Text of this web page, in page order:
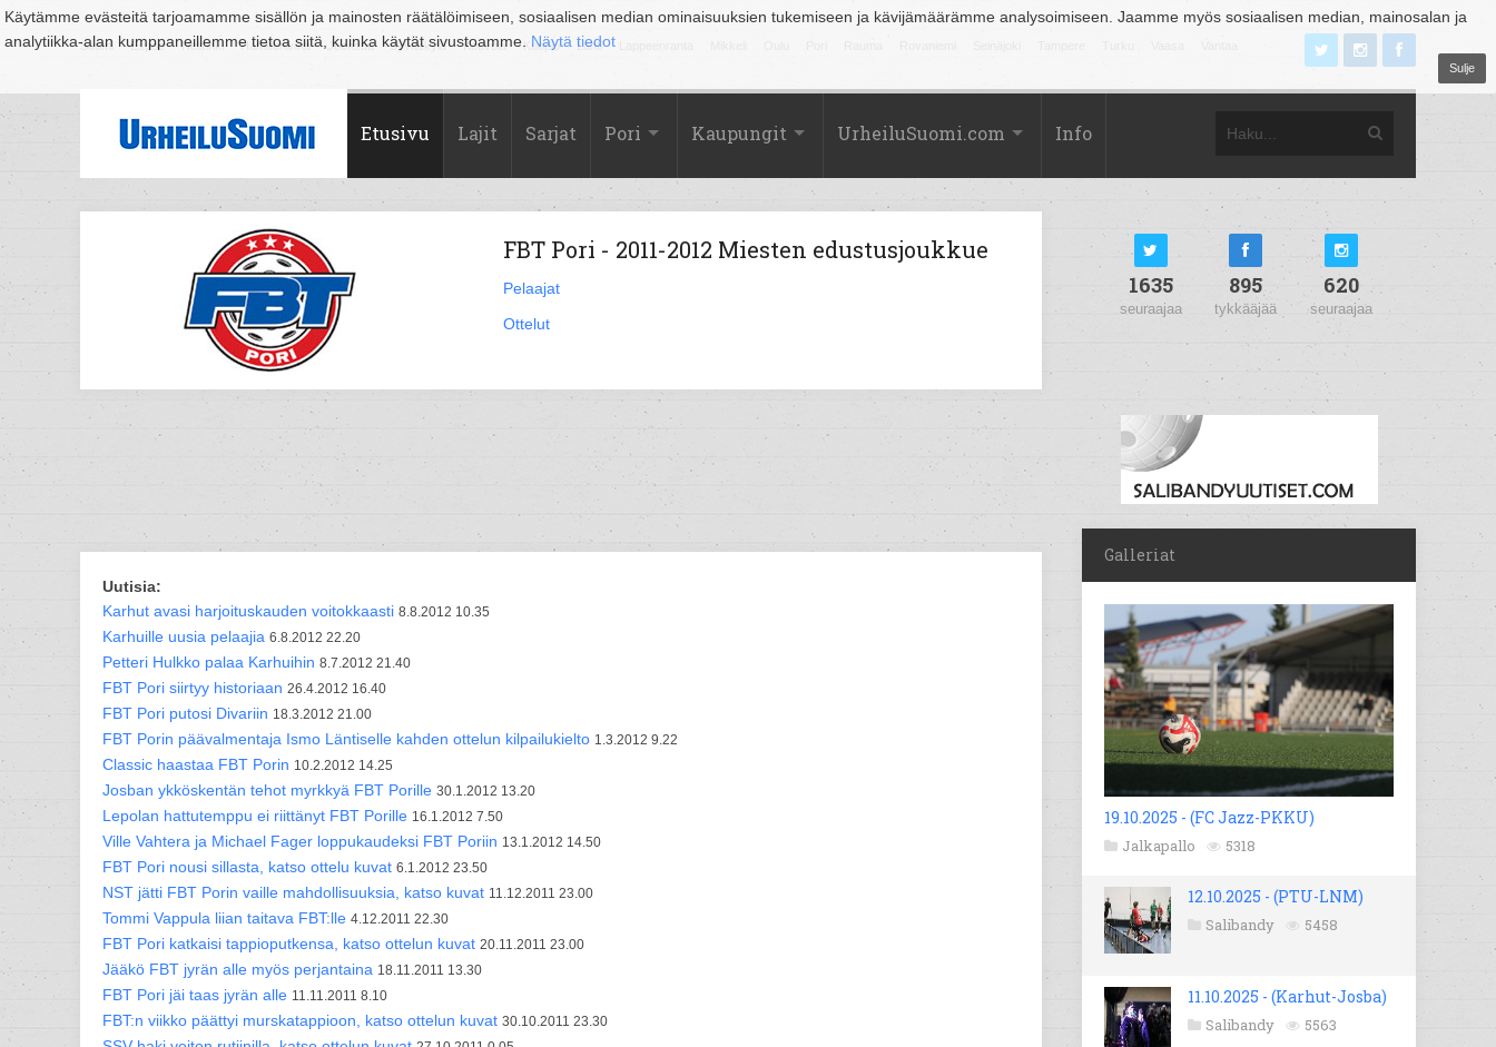
Käytämme evästeitä tarjoamamme sisällön ja mainosten räätälöimiseen, sosiaalisen median ominaisuuksien tukemiseen ja kävijämäärämme analysoimiseen. Jaamme myös sosiaalisen median, mainosalan ja
analytiikka-alan kumppaneillemme tietoa siitä, kuinka käytät sivustoamme. Näytä tiedot
Sulje
Suomi Espoo Helsinki Hämeenlinna Joensuu Jyväskylä Kouvola Kuopio Lahti
Etusivu Lajit Sarjat Pori Kaupungit UrheiluSuomi.com Info
FBT Pori - 2011-2012 Miesten edustusjoukkue
Pelaajat
Ottelut
Uutisia:
Karhut avasi harjoituskauden voitokkaasti 8.8.2012 10.35
Karhuille uusia pelaajia 6.8.2012 22.20
Petteri Hulkko palaa Karhuihin 8.7.2012 21.40
FBT Pori siirtyy historiaan 26.4.2012 16.40
FBT Pori putosi Divariin 18.3.2012 21.00
FBT Porin päävalmentaja Ismo Läntiselle kahden ottelun kilpailukielto 1.3.2012 9.22
Classic haastaa FBT Porin 10.2.2012 14.25
Josban ykköskentän tehot myrkkyä FBT Porille 30.1.2012 13.20
Lepolan hattutemppu ei riittänyt FBT Porille 16.1.2012 7.50
Ville Vahtera ja Michael Fager loppukaudeksi FBT Poriin 13.1.2012 14.50
FBT Pori nousi sillasta, katso ottelu kuvat 6.1.2012 23.50
NST jätti FBT Porin vaille mahdollisuuksia, katso kuvat 11.12.2011 23.00
Tommi Vappula liian taitava FBT:lle 4.12.2011 22.30
FBT Pori katkaisi tappioputkensa, katso ottelun kuvat 20.11.2011 23.00
Jääkö FBT jyrän alle myös perjantaina 18.11.2011 13.30
FBT Pori jäi taas jyrän alle 11.11.2011 8.10
FBT:n viikko päättyi murskatappioon, katso ottelun kuvat 30.10.2011 23.30
1635
seuraajaa
895
tykkääjää
620
seuraajaa
Galleriat
19.10.2025 - (FC Jazz-PKKU)
Jalkapallo 5318
12.10.2025 - (PTU-LNM)
Salibandy 5458
11.10.2025 - (Karhut-Josba)
Salibandy 5563